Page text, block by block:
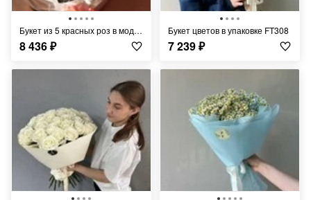
Букет из 5 красных роз в модной упаковке FT1316
8 436₽
Букет цветов в упаковке FT308
7 239₽